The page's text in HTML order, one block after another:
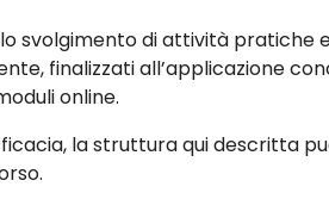
svolgimento di attività pratiche
finalizzati all’applicazione
online.
la struttura qui descritta